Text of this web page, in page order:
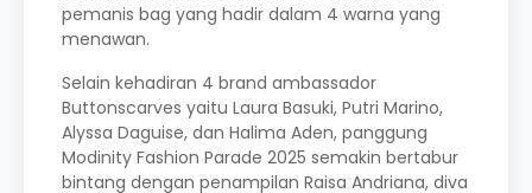
pemanis bag yang hadir dalam 4 warna yang
menawan.
Selain kehadiran 4 brand ambassador
Buttonscarves yaitu Laura Basuki, Putri Marino,
Alyssa Daguise, dan Halima Aden, panggung
Modinity Fashion Parade 2025 semakin bertabur
bintang dengan penampilan Raisa Andriana, diva